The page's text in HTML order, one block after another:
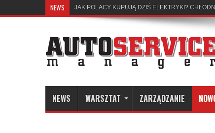
NEWS JAK POLACY KUPUJĄ DZIŚ ELEKTRYKI?
ERGONOMIA KONTRA MOMENT OBROTOWY
NEWS WARSZTAT ZARZĄDZANIE